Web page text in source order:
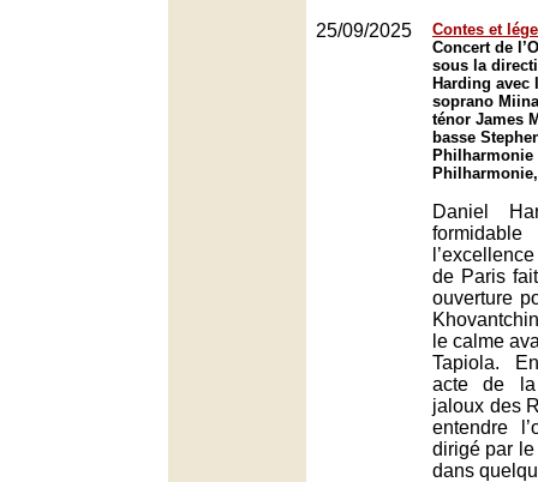
25/09/2025
Contes et
Concert de
sous la
Harding avec
soprano
ténor James
basse
Philharmonie
Daniel
formidable
de Paris
ouverture
le calme
Tapiola.
acte de la
jaloux des
entendre
dirigé par
dans